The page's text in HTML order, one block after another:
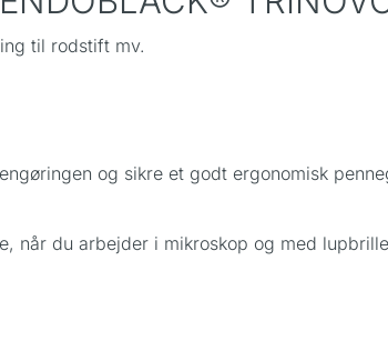
til rodstift mv.
og sikre et godt ergonomisk
når du arbejder i mikroskop og med